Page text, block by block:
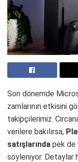
Son dönemde
zamlarının etkisini
takipçilerimiz.
verilere bakılırsa,
satışlarında pek de
söyleniyor. Detaylar